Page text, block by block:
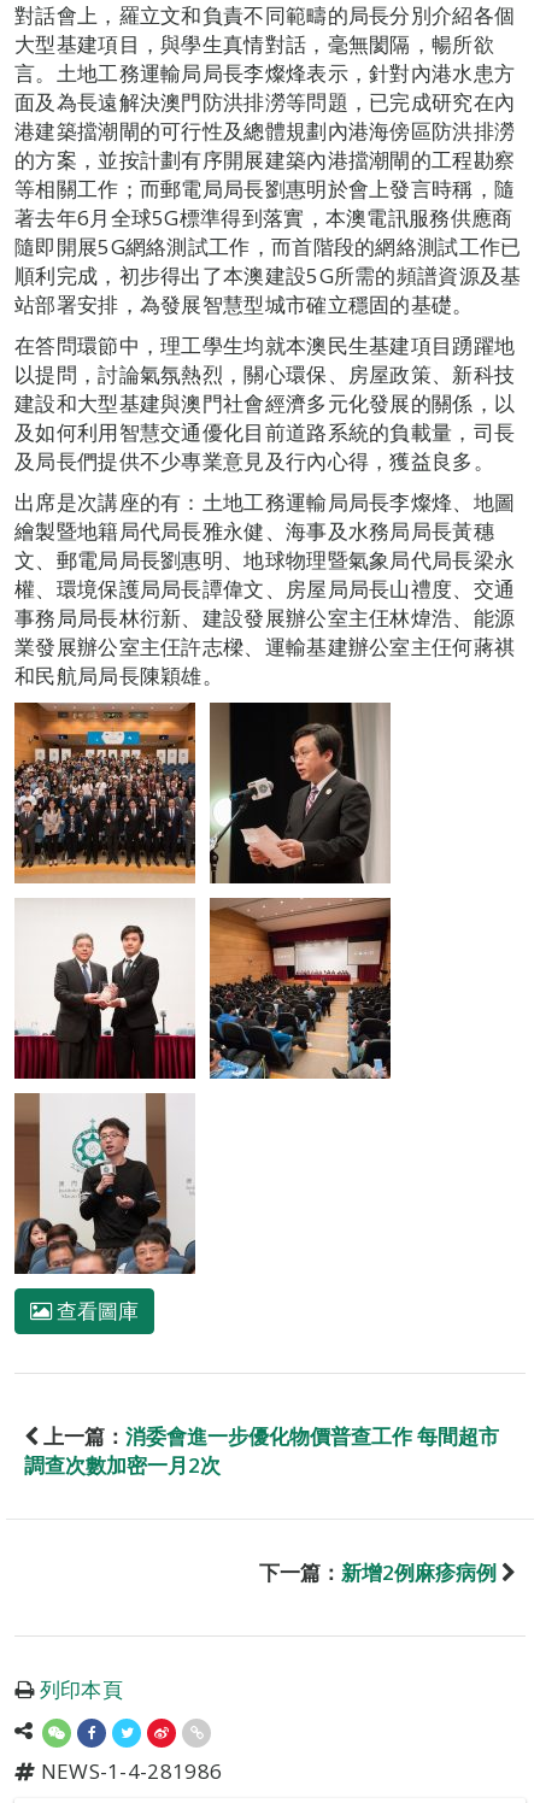
對話會上，羅立文和負責不同範疇的局長分別介紹各個
大型基建項目，與學生真情對話，毫無閡隔，暢所欲
言。土地工務運輸局局長李燦烽表示，針對內港水患方
面及為長遠解決澳門防洪排澇等問題，已完成研究在內
港建築擋潮閘的可行性及總體規劃內港海傍區防洪排澇
的方案，並按計劃有序開展建築內港擋潮閘的工程勘察
等相關工作；而郵電局局長劉惠明於會上發言時稱，隨
著去年6月全球5G標準得到落實，本澳電訊服務供應商
隨即開展5G網絡測試工作，而首階段的網絡測試工作已
順利完成，初步得出了本澳建設5G所需的頻譜資源及基
站部署安排，為發展智慧型城市確立穩固的基礎。
在答問環節中，理工學生均就本澳民生基建項目踴躍地
以提問，討論氣氛熱烈，關心環保、房屋政策、新科技
建設和大型基建與澳門社會經濟多元化發展的關係，以
及如何利用智慧交通優化目前道路系統的負載量，司長
及局長們提供不少專業意見及行內心得，獲益良多。
出席是次講座的有：土地工務運輸局局長李燦烽、地圖
繪製暨地籍局代局長雅永健、海事及水務局局長黃穗
文、郵電局局長劉惠明、地球物理暨氣象局代局長梁永
權、環境保護局局長譚偉文、房屋局局長山禮度、交通
事務局局長林衍新、建設發展辦公室主仼林煒浩、能源
業發展辦公室主仼許志樑、運輸基建辦公室主仼何蔣祺
和民航局局長陳穎雄。
查看圖庫
上一篇： 消委會進一步優化物價普查工作 每間超市
調查次數加密一月2次
下一篇： 新增2例麻疹病例
列印本頁
NEWS-1-4-281986